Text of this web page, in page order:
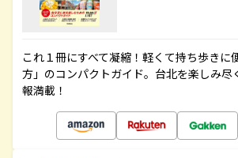
これ１冊にすべて凝縮！軽くて持ち歩きに
方」のコンパクトガイド。台北を楽しみ尽
報満載！